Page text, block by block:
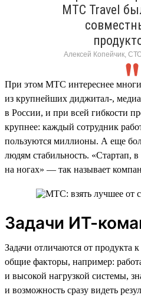
МТС Travel
Алексей Копейчик,
При этом МТС интереснее
из крупнейших диджитал-,
в России, и при всей гибкости
крупнее: каждый сотрудник
пользуются миллионы. А еще
людям стабильность. «Стартап,
на ногах» — так называет
Задачи ИТ-
Задачи отличаются от продукта
общие факторы, например:
и высокой нагрузкой системы,
и возможность сразу видеть